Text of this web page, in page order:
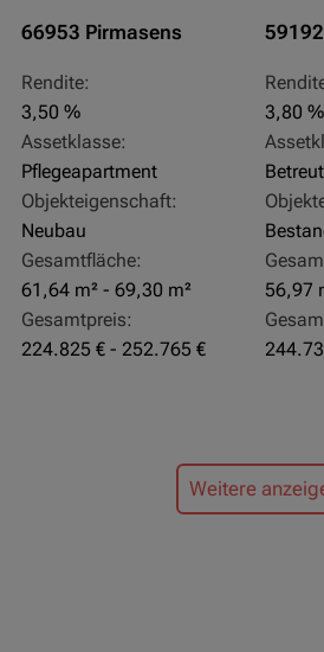
66953 Pirmasens
Rendite:
3,50 %
Assetklasse:
Pflegeapartment
Objekteigenschaft:
Neubau
Gesamtfläche:
61,64 m² - 69,30 m²
Gesamtpreis:
224.825 € - 252.765 €
3,80 %
56,97
Weitere